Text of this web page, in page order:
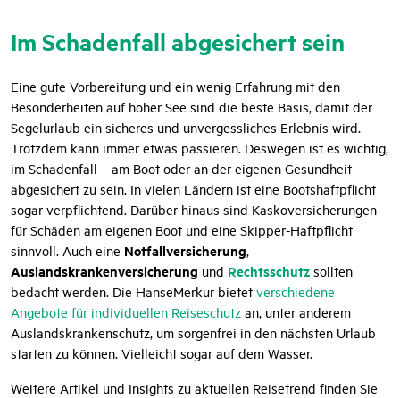
Im Schadenfall abgesichert sein
Eine gute Vorbereitung und ein wenig Erfahrung mit den
Besonderheiten auf hoher See sind die beste Basis, damit der
Segelurlaub ein sicheres und unvergessliches Erlebnis wird.
Trotzdem kann immer etwas passieren. Deswegen ist es wichtig,
im Schadenfall – am Boot oder an der eigenen Gesundheit –
abgesichert zu sein. In vielen Ländern ist eine Bootshaftpflicht
sogar verpflichtend. Darüber hinaus sind Kaskoversicherungen
für Schäden am eigenen Boot und eine Skipper-Haftpflicht
sinnvoll. Auch eine Notfallversicherung,
Auslandskrankenversicherung und Rechtsschutz sollten
bedacht werden. Die HanseMerkur bietet verschiedene
Angebote für individuellen Reiseschutz an, unter anderem
Auslandskrankenschutz, um sorgenfrei in den nächsten Urlaub
starten zu können. Vielleicht sogar auf dem Wasser.
Weitere Artikel und Insights zu aktuellen Reisetrend finden Sie